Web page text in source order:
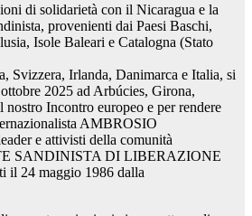
di solidarietà con il Nicaragua e la
provenienti dai Paesi Baschi,
Isole Baleari e Catalogna (Stato
Svizzera, Irlanda, Danimarca e Italia, si
2025 ad Arbúcies, Girona,
nostro Incontro europeo e per rendere
AMBROSIO
e attivisti della comunità
SANDINISTA DI LIBERAZIONE
il 24 maggio 1986 dalla